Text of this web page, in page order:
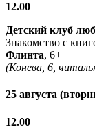
12.00
Детский клуб
Знакомство с
Флинта, 6+
(Конева, 6,
25 августа
12.00